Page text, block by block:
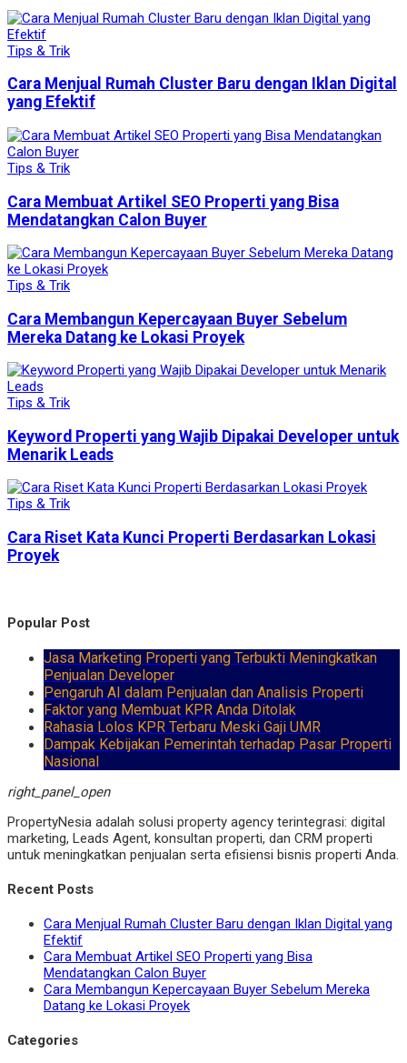
Tips & Trik
Cara Menjual Rumah Cluster Baru dengan Iklan Digital
yang Efektif
Tips & Trik
Cara Membuat Artikel SEO Properti yang Bisa
Mendatangkan Calon Buyer
Tips & Trik
Cara Membangun Kepercayaan Buyer Sebelum
Mereka Datang ke Lokasi Proyek
Tips & Trik
Keyword Properti yang Wajib Dipakai Developer untuk
Menarik Leads
Tips & Trik
Cara Riset Kata Kunci Properti Berdasarkan Lokasi
Proyek
Popular Post
Jasa Marketing Properti yang Terbukti Meningkatkan
Penjualan Developer
Pengaruh AI dalam Penjualan dan Analisis Properti
Faktor yang Membuat KPR Anda Ditolak
Rahasia Lolos KPR Terbaru Meski Gaji UMR
Dampak Kebijakan Pemerintah terhadap Pasar Properti
Nasional
right_panel_open
PropertyNesia adalah solusi property agency terintegrasi: digital
marketing, Leads Agent, konsultan properti, dan CRM properti
untuk meningkatkan penjualan serta efisiensi bisnis properti Anda.
Recent Posts
Cara Menjual Rumah Cluster Baru dengan Iklan Digital yang
Efektif
Cara Membuat Artikel SEO Properti yang Bisa
Mendatangkan Calon Buyer
Cara Membangun Kepercayaan Buyer Sebelum Mereka
Datang ke Lokasi Proyek
Categories